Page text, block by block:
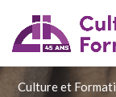
Culture et